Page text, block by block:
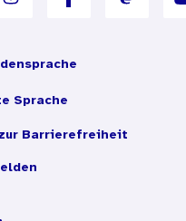
Sprache
Barrierefreiheit